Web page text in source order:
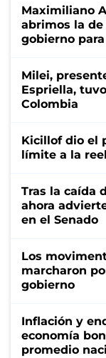
Maximiliano
abrimos la
gobierno
Milei,
Espriella,
Colombia
Kicillof dio el
límite a la
Tras la caída
ahora
en el Senado
Los
marcharon
gobierno
Inflación y
economía
promedio